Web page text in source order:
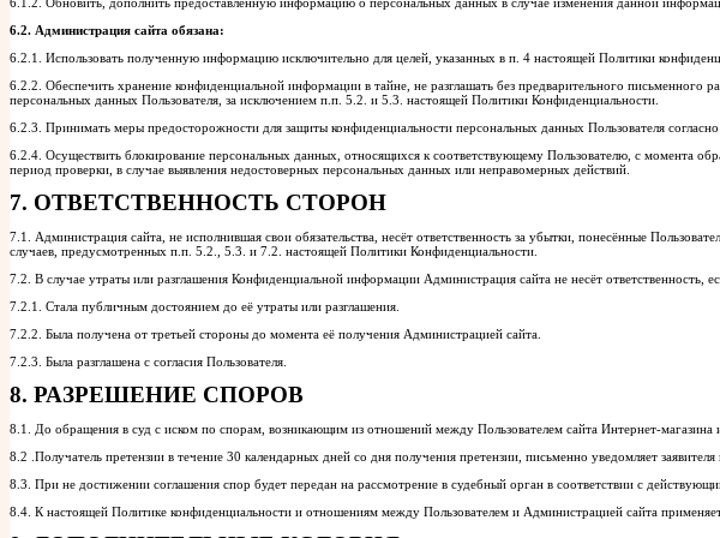
6.2. Администрация сайта обязана:
6.2.1. Использовать полученную информацию исключительно для целей, указанных в п. 4 настоящей Политики
6.2.2. Обеспечить хранение конфиденциальной информации в тайне, не разглашать без предварительного
персональных данных Пользователя, за исключением п.п. 5.2. и 5.3. настоящей Политики Конфиденциальности.
6.2.3. Принимать меры предосторожности для защиты конфиденциальности персональных данных Пользователя
6.2.4. Осуществить блокирование персональных данных, относящихся к соответствующему Пользователю, с момента
период проверки, в случае выявления недостоверных персональных данных или неправомерных действий.
7. ОТВЕТСТВЕННОСТЬ СТОРОН
7.1. Администрация сайта, не исполнившая свои обязательства, несёт ответственность за убытки, понесённые
случаев, предусмотренных п.п. 5.2., 5.3. и 7.2. настоящей Политики Конфиденциальности.
7.2. В случае утраты или разглашения Конфиденциальной информации Администрация сайта не несёт ответственность,
7.2.1. Стала публичным достоянием до её утраты или разглашения.
7.2.2. Была получена от третьей стороны до момента её получения Администрацией сайта.
7.2.3. Была разглашена с согласия Пользователя.
8. РАЗРЕШЕНИЕ СПОРОВ
8.1. До обращения в суд с иском по спорам, возникающим из отношений между Пользователем сайта Интернет-
8.2 .Получатель претензии в течение 30 календарных дней со дня получения претензии, письменно уведомляет заявителя
8.3. При не достижении соглашения спор будет передан на рассмотрение в судебный орган в соответствии с
8.4. К настоящей Политике конфиденциальности и отношениям между Пользователем и Администрацией сайта